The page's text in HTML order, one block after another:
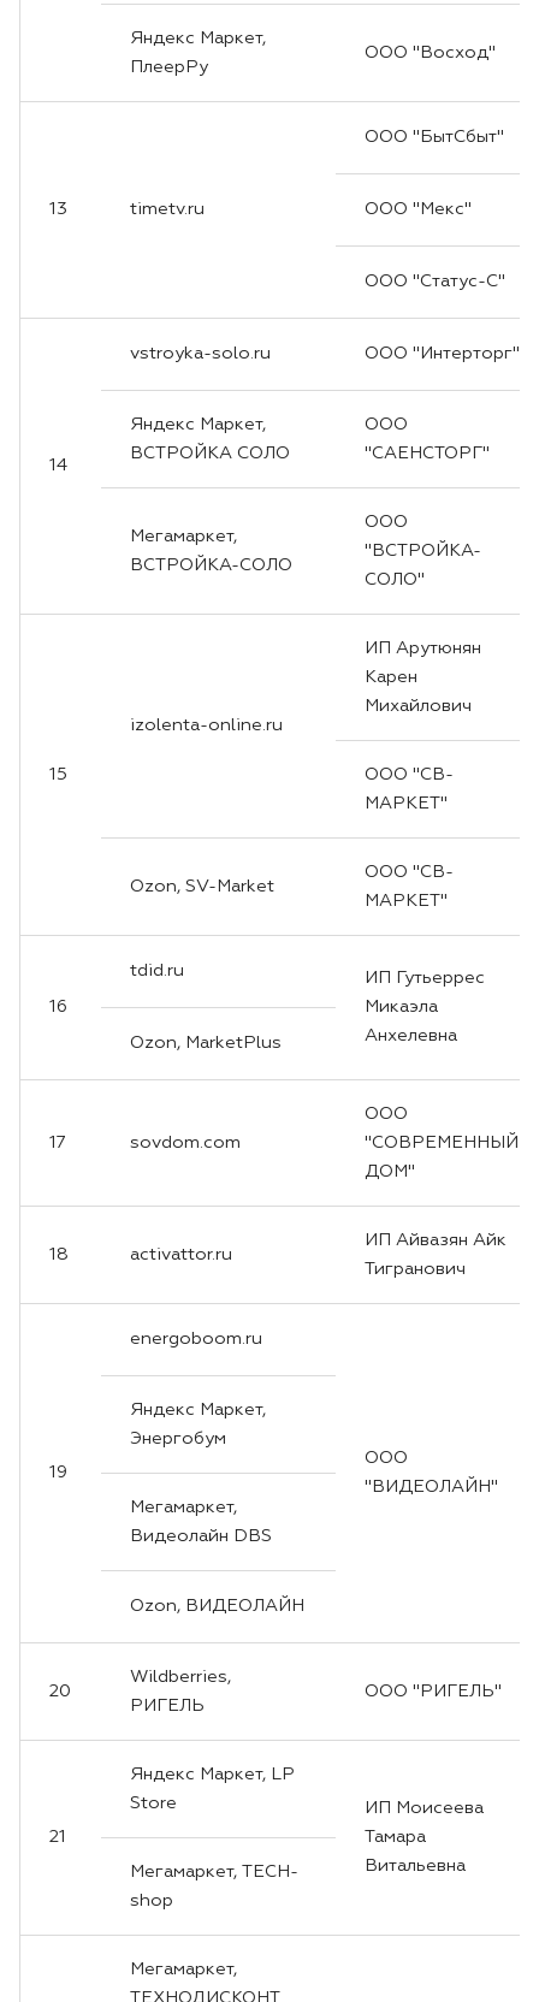
Яндекс Маркет,
ПлеерРу
ООО "Восход"
13 timetv.ru
ООО "БытСбыт"
ООО "Мекс"
ООО "Статус-С"
14
vstroyka-solo.ru ООО "Интерторг"
Яндекс Маркет,
ВСТРОЙКА СОЛО
ООО
"САЕНСТОРГ"
Мегамаркет,
ВСТРОЙКА-СОЛО
ООО
"ВСТРОЙКА-
СОЛО"
15
izolenta-online.ru
ИП Арутюнян
Карен
Михайлович
ООО "СВ-
МАРКЕТ"
Ozon, SV-Market
ООО "СВ-
МАРКЕТ"
16
tdid.ru
ИП Гутьеррес
Микаэла
Анхелевна
Ozon, MarketPlus
17 sovdom.com
ООО
"СОВРЕМЕННЫЙ
ДОМ"
18 activattor.ru
ИП Айвазян Айк
Тигранович
19
energoboom.ru
ООО
"ВИДЕОЛАЙН"
Яндекс Маркет,
Энергобум
Мегамаркет,
Видеолайн DBS
Ozon, ВИДЕОЛАЙН
20
Wildberries,
РИГЕЛЬ
ООО "РИГЕЛЬ"
21
Яндекс Маркет, LP
Store
ИП Моисеева
Тамара
Витальевна
Мегамаркет, TECH-
shop
Мегамаркет,